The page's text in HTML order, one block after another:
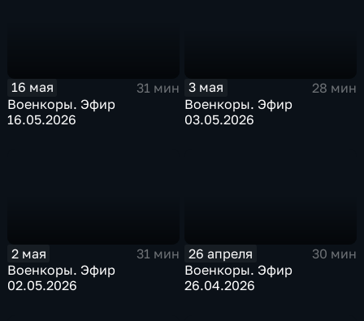
16 мая
31 мин
Военкоры. Эфир
16.05.2026
3 мая
28 мин
Военкоры. Эфир
03.05.2026
2 мая
31 мин
Военкоры. Эфир
02.05.2026
26 апреля
30 мин
Военкоры. Эфир
26.04.2026